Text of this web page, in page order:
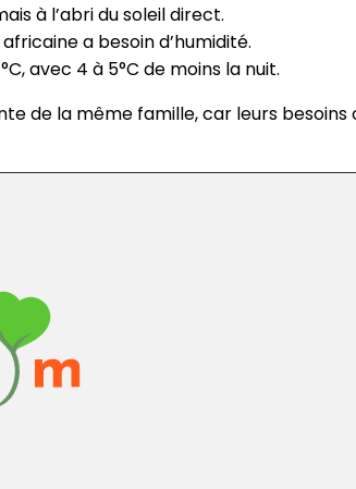
à l’abri du soleil direct.
a besoin d’humidité.
avec 4 à 5°C de moins la nuit.
de la même famille, car leurs besoins